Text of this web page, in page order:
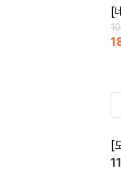
[
[